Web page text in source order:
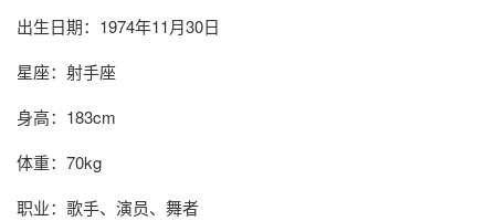
出生日期：1974年11月30日
星座：射手座
身高：183cm
体重：70kg
职业：歌手、演员、舞者